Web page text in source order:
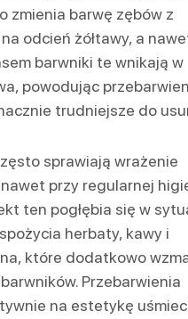
zmienia barwę zębów z
odcień żółtawy, a
barwniki te wnikają w
powodując
trudniejsze do
sprawiają wrażenie
przy regularnej
ten pogłębia się w
herbaty, kawy i
które dodatkowo
Przebarwienia
na estetykę